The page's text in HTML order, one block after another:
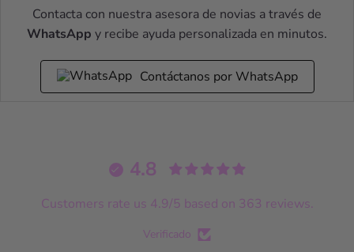
Contacta con nuestra asesora de novias a través de
WhatsApp y recibe ayuda personalizada en minutos.
Contáctanos por WhatsApp
4.8
Customers rate us 4.9/5 based on 363 reviews.
Verificado